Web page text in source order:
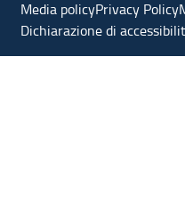
Media policyPrivacy Policy
Dichiarazione di